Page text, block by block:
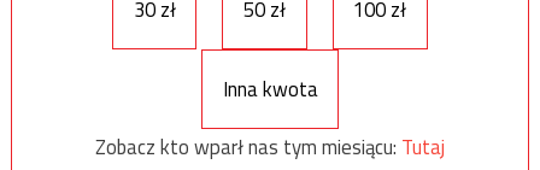
30 zł
50 zł 100 zł
Inna kwota
Zobacz kto wparł nas tym miesiącu: Tutaj